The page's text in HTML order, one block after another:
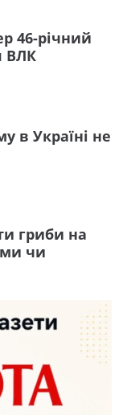
46-річний
ВЛК
в Україні не
гриби на
чи